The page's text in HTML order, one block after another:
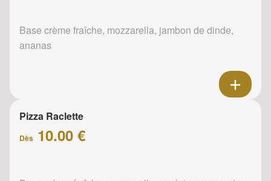
Base crème fraîche, mozzarella, jambon de dinde,
ananas
Pizza Raclette
Dès 10.00 €